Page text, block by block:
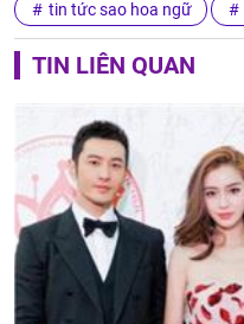
tin tức sao hoa ngữ
TIN LIÊN QUAN